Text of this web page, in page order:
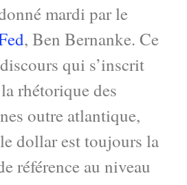
mardi par le
, Ben Bernanke. Ce
qui s’inscrit
rhétorique des
outre atlantique,
dollar est toujours la
référence au niveau